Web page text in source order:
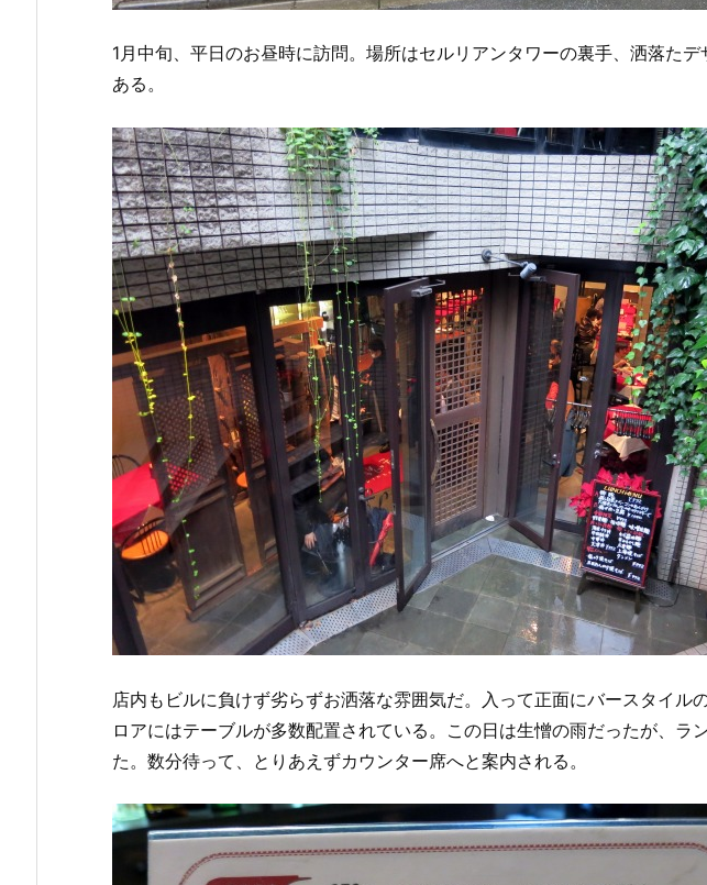
1月中旬、平日のお昼時に訪問。場所はセルリアンタワーの裏手、洒落た
ある。
店内もビルに負けず劣らずお洒落な雰囲気だ。入って正面にバースタイル
ロアにはテーブルが多数配置されている。この日は生憎の雨だったが、ラ
た。数分待って、とりあえずカウンター席へと案内される。